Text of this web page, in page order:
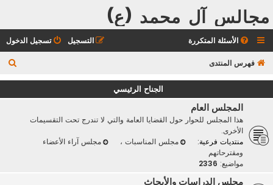
مجالس آل محمد (ع)
الأسئلة المتكررة تسجيل الدخول التسجيل
فهرس المنتدى
ح
الجناح الرئيسي
المجلس العام
هذا المجلس للحوار حول القضايا العامة والتي لا تندرج تحت التقسيمات
الأخرى.
منتديات فرعية:
مجلس المناسبات ،
مجلس آراء الأعضاء
ومقترحاتهم
مواضيع: 2336
مجلس الدراسات والأبحاث